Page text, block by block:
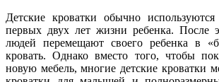
Детские кроватки обычно
первых двух лет жизни ребенка. После
людей перемещают своего ребенка в
кровать. Однако вместо того, чтобы
новую мебель, многие детские кроватки